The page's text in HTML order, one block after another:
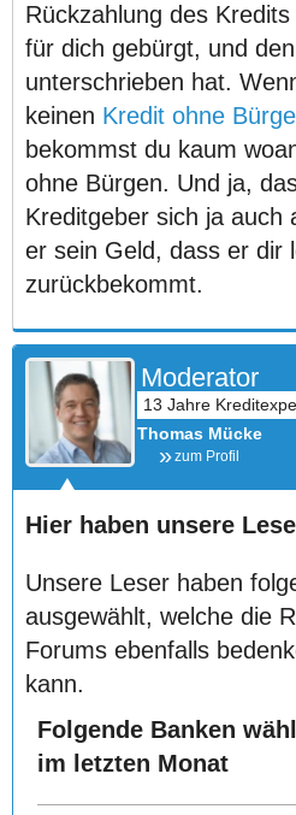
Rückzahlung des
für dich gebürgt, und
unterschrieben hat.
keinen Kredit ohne
bekommst du kaum
ohne Bürgen. Und ja,
Kreditgeber sich ja auch
er sein Geld, dass er dir
zurückbekommt.
Moderator
Thomas Mücke
zum Profil
Hier haben unsere
Unsere Leser haben
ausgewählt, welche die
Forums ebenfalls
kann.
Folgende Banken
im letzten Monat